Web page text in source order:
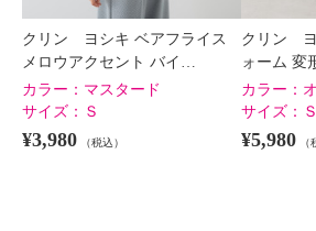
クリン ヨシキ ベアフライス
メロウアクセント バイ…
カラー： マスタード
サイズ： Ｓ
¥3,980 （税込）
クリン ヨ
ォーム 変
カラー：
サイズ： Ｓ
¥5,980 （